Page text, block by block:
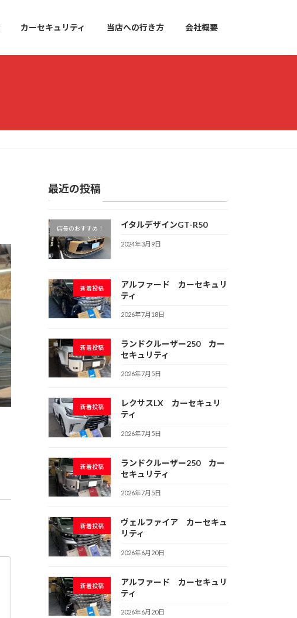
カーセキュリティ 当店への行き方 会社概要
最近の投稿
店長のおすすめ！ イタルデザインGT-R50
2024年3月9日
新着投稿
アルファード カーセキュリ
ティ
2026年7月18日
新着投稿
ランドクルーザー250 カー
セキュリティ
2026年7月5日
新着投稿
レクサスLX カーセキュリ
ティ
2026年7月5日
新着投稿
ランドクルーザー250 カー
セキュリティ
2026年7月5日
新着投稿
ヴェルファイア カーセキュ
リティ
2026年6月20日
新着投稿
アルファード カーセキュリ
ティ
2026年6月20日